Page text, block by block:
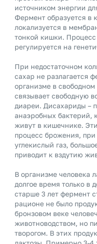
источником энергии
Фермент образуется в
локализуется в
тонкой кишки.
регулируется на
При недостаточном
сахар не разлагается
организме в свободном
связывает свободную
диареи. Дисахариды –
анаэробных бактерий,
живут в кишечнике.
процесс брожения,
углекислый газ,
приводит к вздутию
В организме человека
долгое время только в
старше 3 лет фермент
рационе не было
бронзовом веке
животноводством, но
творогом. В этих